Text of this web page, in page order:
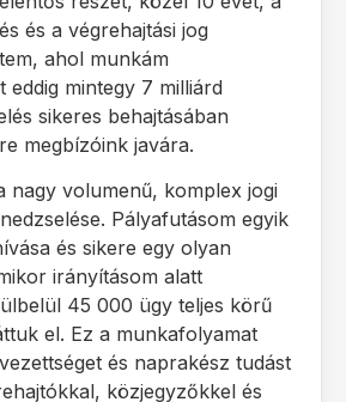
és a végrehajtási jog
ahol munkám
eddig mintegy 7 milliárd
sikeres behajtásában
megbízóink javára.
nagy volumenű, komplex jogi
Pályafutásom egyik
és sikere egy olyan
irányításom alatt
45 000 ügy teljes körű
el. Ez a munkafolyamat
és naprakész tudást
közjegyzőkkel és